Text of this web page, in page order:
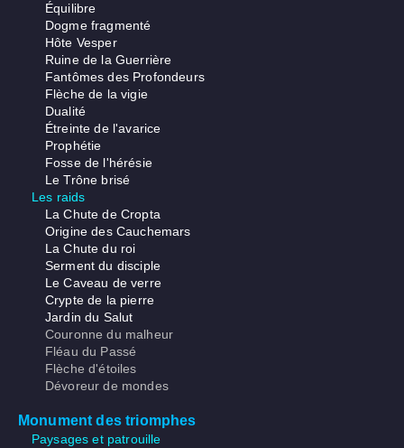
Équilibre
Dogme fragmenté
Hôte Vesper
Ruine de la Guerrière
Fantômes des Profondeurs
Flèche de la vigie
Dualité
Étreinte de l'avarice
Prophétie
Fosse de l'hérésie
Le Trône brisé
Les raids
La Chute de Cropta
Origine des Cauchemars
La Chute du roi
Serment du disciple
Le Caveau de verre
Crypte de la pierre
Jardin du Salut
Couronne du malheur
Fléau du Passé
Flèche d'étoiles
Dévoreur de mondes
Monument des triomphes
Paysages et patrouille